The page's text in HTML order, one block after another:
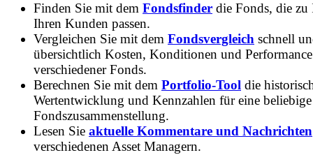
Finden Sie mit dem Fondsfinder die Fonds, die zu
Ihren Kunden passen.
Vergleichen Sie mit dem Fondsvergleich schnell
übersichtlich Kosten, Konditionen und Performance
verschiedener Fonds.
Berechnen Sie mit dem Portfolio-Tool die
Wertentwicklung und Kennzahlen für eine beliebige
Fondszusammenstellung.
Lesen Sie aktuelle Kommentare und Nachrichten
verschiedenen Asset Managern.